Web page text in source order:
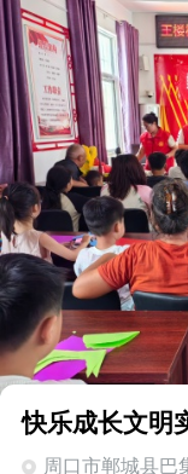
快乐成长文明
周口市郸城县巴